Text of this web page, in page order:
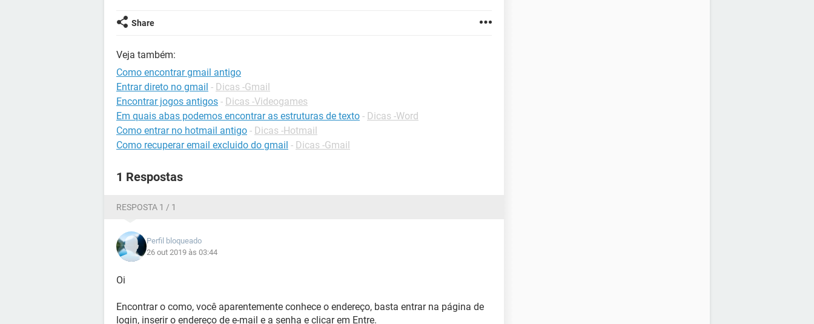
Share
Veja também:
Como encontrar gmail antigo
Entrar direto no gmail - Dicas -Gmail
Encontrar jogos antigos - Dicas -Videogames
Em quais abas podemos encontrar as estruturas de texto - Dicas -Word
Como entrar no hotmail antigo - Dicas -Hotmail
Como recuperar email excluido do gmail - Dicas -Gmail
1 Respostas
RESPOSTA 1 / 1
Perfil bloqueado
26 out 2019 às 03:44
Oi
Encontrar o como, você aparentemente conhece o endereço, basta entrar na página de
login, inserir o endereço de e-mail e a senha e clicar em Entre.